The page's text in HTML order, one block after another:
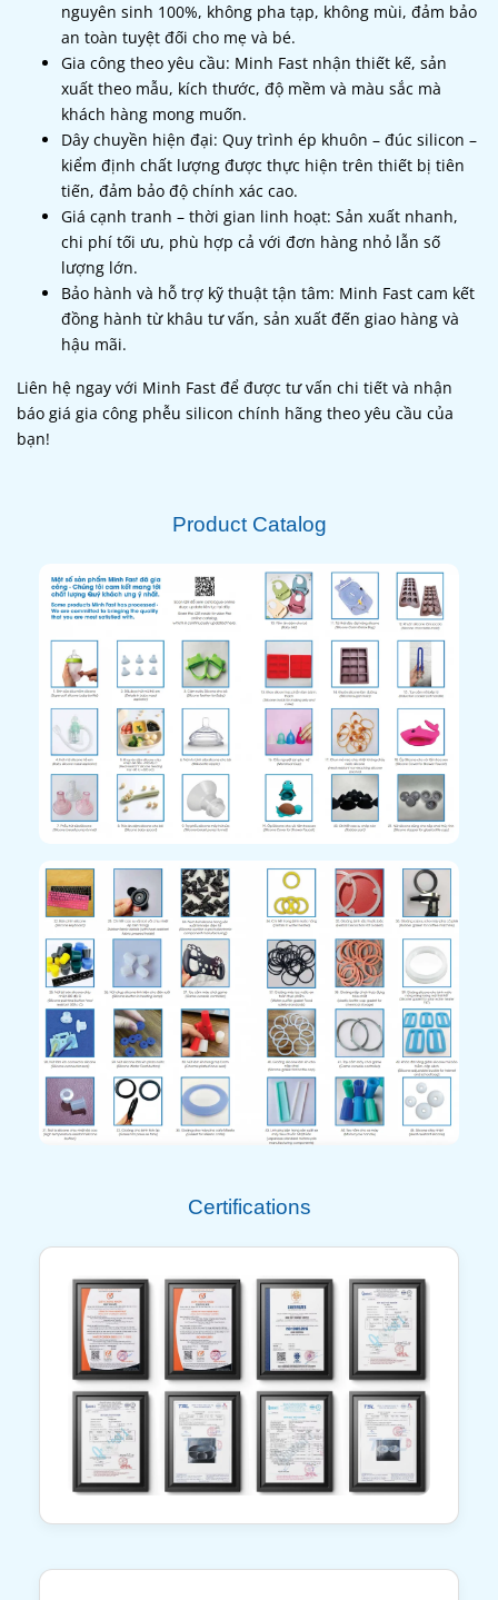
nguyên sinh 100%, không pha tạp, không mùi, đảm bảo
an toàn tuyệt đối cho mẹ và bé.
Gia công theo yêu cầu: Minh Fast nhận thiết kế, sản
xuất theo mẫu, kích thước, độ mềm và màu sắc mà
khách hàng mong muốn.
Dây chuyền hiện đại: Quy trình ép khuôn – đúc silicon –
kiểm định chất lượng được thực hiện trên thiết bị tiên
tiến, đảm bảo độ chính xác cao.
Giá cạnh tranh – thời gian linh hoạt: Sản xuất nhanh,
chi phí tối ưu, phù hợp cả với đơn hàng nhỏ lẫn số
lượng lớn.
Bảo hành và hỗ trợ kỹ thuật tận tâm: Minh Fast cam kết
đồng hành từ khâu tư vấn, sản xuất đến giao hàng và
hậu mãi.
Liên hệ ngay với Minh Fast để được tư vấn chi tiết và nhận
báo giá gia công phễu silicon chính hãng theo yêu cầu của
bạn!
Product Catalog
Certifications